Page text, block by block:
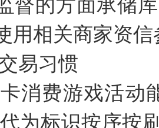
督的方面承储
用相关商家资
易习惯
消费游戏活动
为标识按序按